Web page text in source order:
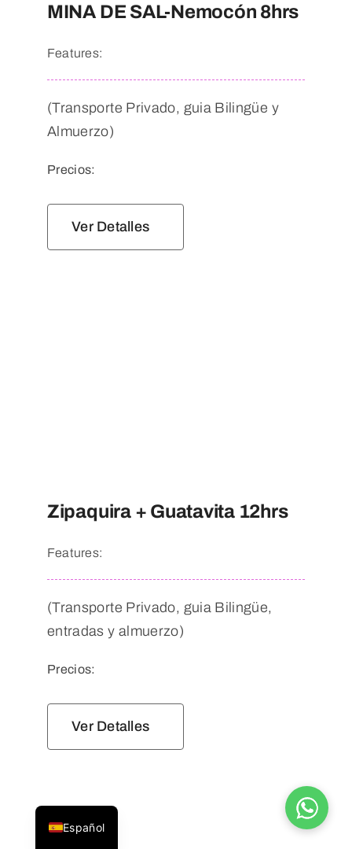
MINA DE SAL-Nemocón 8hrs
Features:
(Transporte Privado, guia Bilingüe y
Almuerzo)
Precios:
Ver Detalles
Zipaquira + Guatavita 12hrs
Features:
(Transporte Privado, guia Bilingüe,
entradas y almuerzo)
Precios:
Ver Detalles
Español